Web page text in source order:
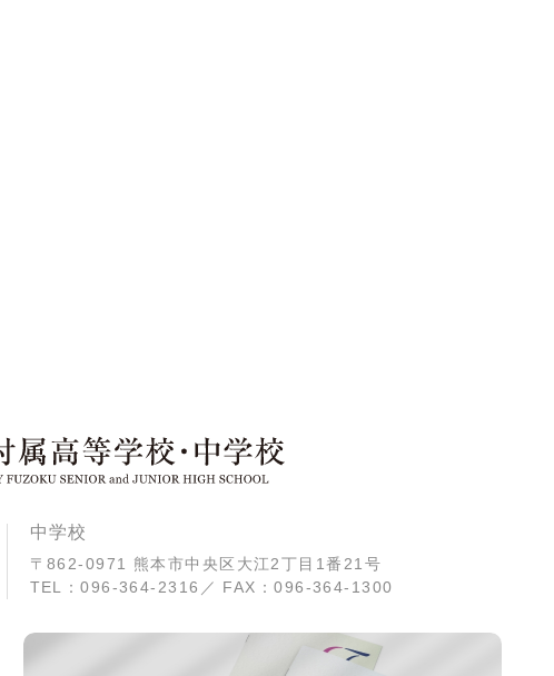
中学校
〒862-0971 熊本市中央区大江2丁目1番21号
TEL：096-364-2316／ FAX：096-364-1300